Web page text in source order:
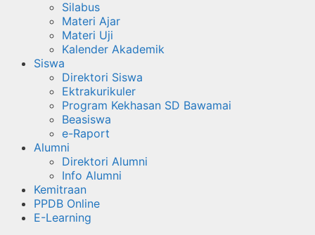
Silabus
Materi Ajar
Materi Uji
Kalender Akademik
Siswa
Direktori Siswa
Ektrakurikuler
Program Kekhasan SD Bawamai
Beasiswa
e-Raport
Alumni
Direktori Alumni
Info Alumni
Kemitraan
PPDB Online
E-Learning